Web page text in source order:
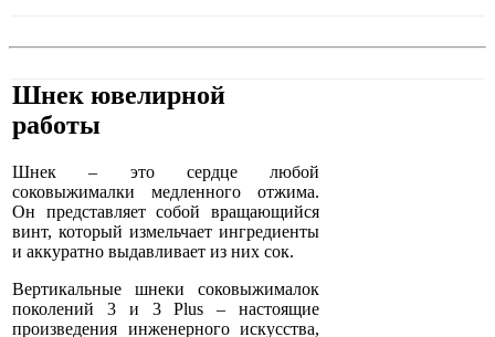
Шнек ювелирной
работы
Шнек – это сердце любой
соковыжималки медленного отжима.
Он представляет собой вращающийся
винт, который измельчает ингредиенты
и аккуратно выдавливает из них сок.
Вертикальные шнеки соковыжималок
поколений 3 и 3 Plus – настоящие
произведения инженерного искусства,